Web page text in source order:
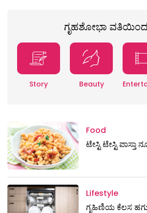
ಗೃಹಶೋಭಾ ವತಿಯಿಂದ
Story Beauty
Food
ಟೇಸ್ಟಿ ಟೇಸ್ಟಿ ಪಾಸ್ತಾ
Lifestyle
ಗೃಹಿಣಿಯ ಕೆಲಸ